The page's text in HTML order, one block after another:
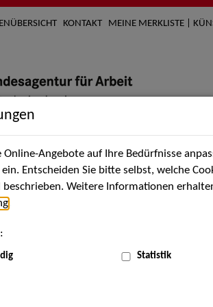
KONTAKT MEINE MERKLISTE |
Künstler*innen Über uns
Angebote auf Ihre Bedürfnisse
Entscheiden Sie bitte selbst, welche
Weitere Informationen
Statistik